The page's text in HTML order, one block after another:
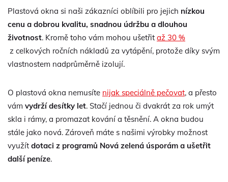
Plastová okna si naši zákazníci oblíbili pro jejich nízkou
cenu a dobrou kvalitu, snadnou údržbu a dlouhou
životnost. Kromě toho vám mohou ušetřit až 30 %
z celkových ročních nákladů za vytápění, protože díky svým
vlastnostem nadprůměrně izolují.
O plastová okna nemusíte nijak speciálně pečovat, a přesto
vám vydrží desítky let. Stačí jednou či dvakrát za rok umýt
skla i rámy, a promazat kování a těsnění. A okna budou
stále jako nová. Zároveň máte s našimi výrobky možnost
využít dotaci z programů Nová zelená úsporám a ušetřit
další peníze.